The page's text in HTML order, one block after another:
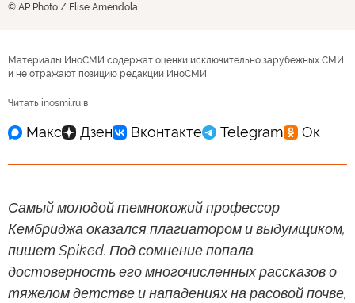
© AP Photo / Elise Amendola
Материалы ИноСМИ содержат оценки исключительно зарубежных СМИ
и не отражают позицию редакции ИноСМИ
Читать inosmi.ru в
Самый молодой темнокожий профессор
Кембриджа оказался плагиатором и выдумщиком,
пишет Spiked. Под сомнение попала
достоверность его многочисленных рассказов о
тяжелом детстве и нападениях на расовой почве,